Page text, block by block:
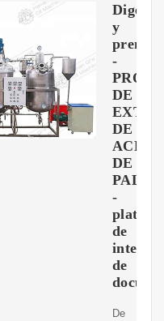
y
-
DE
DE
DE
-
de
de
De